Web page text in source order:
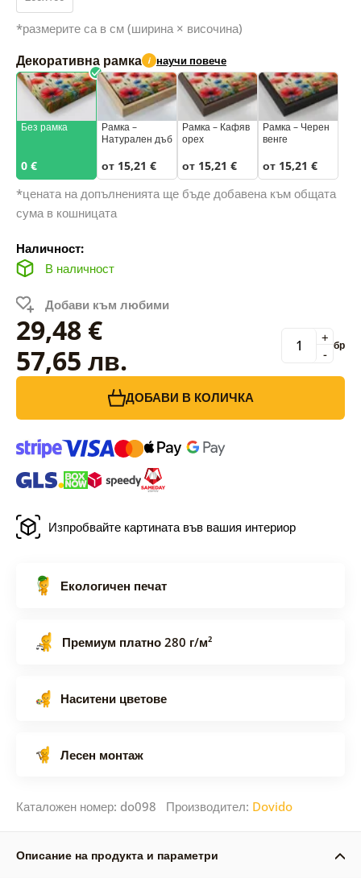
*размерите са в см (ширина × височина)
Декоративна рамка i научи повече
Без рамка
0 €
Рамка –
Натурален дъб
от 15,21 €
Рамка – Кафяв
орех
от 15,21 €
Рамка – Черен
венге
от 15,21 €
*цената на допълненията ще бъде добавена към общата
сума в кошницата
Наличност:
В наличност
Добави към любими
29,48 €
57,65 лв.
-
+ бр
ДОБАВИ В КОЛИЧКА
Изпробвайте картината във вашия интериор
Екологичен печат
Премиум платно 280 г/м²
Наситени цветове
Лесен монтаж
Каталожен номер: do098 Производител: Dovido
Описание на продукта и параметри